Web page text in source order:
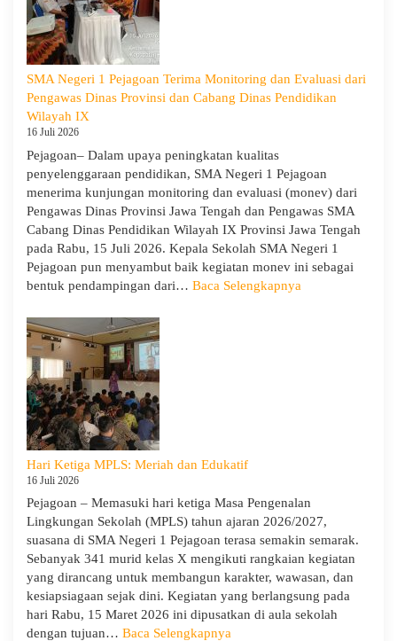
Menumbuhkan
Karakter,
Wawasan,
dan
Kepedulian
Lingkungan
SMA Negeri 1 Pejagoan Terima Monitoring dan Evaluasi dari
Pengawas Dinas Provinsi dan Cabang Dinas Pendidikan
Wilayah IX
16 Juli 2026
Pejagoan– Dalam upaya peningkatan kualitas
penyelenggaraan pendidikan, SMA Negeri 1 Pejagoan
menerima kunjungan monitoring dan evaluasi (monev) dari
Pengawas Dinas Provinsi Jawa Tengah dan Pengawas SMA
Cabang Dinas Pendidikan Wilayah IX Provinsi Jawa Tengah
pada Rabu, 15 Juli 2026. Kepala Sekolah SMA Negeri 1
Pejagoan pun menyambut baik kegiatan monev ini sebagai
bentuk pendampingan dari… Baca Selengkapnya
Provinsi
dan
Cabang
Dinas
Pendidikan
Wilayah
IX
Hari Ketiga MPLS: Meriah dan Edukatif
16 Juli 2026
Pejagoan – Memasuki hari ketiga Masa Pengenalan
Lingkungan Sekolah (MPLS) tahun ajaran 2026/2027,
suasana di SMA Negeri 1 Pejagoan terasa semakin semarak.
Sebanyak 341 murid kelas X mengikuti rangkaian kegiatan
yang dirancang untuk membangun karakter, wawasan, dan
kesiapsiagaan sejak dini. Kegiatan yang berlangsung pada
hari Rabu, 15 Maret 2026 ini dipusatkan di aula sekolah
dengan tujuan… Baca Selengkapnya